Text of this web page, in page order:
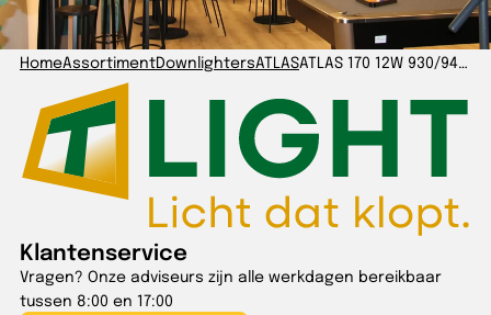
HomeAssortimentDownlightersATLASATLAS 170 12W 930/940/960 IP54 TRIAC wit GST 3p
Klantenservice
Vragen? Onze adviseurs zijn alle werkdagen bereikbaar
tussen 8:00 en 17:00